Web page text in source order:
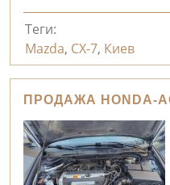
Теги:
Mazda, CX-7, Киев
ПРОДАЖА HONDA-